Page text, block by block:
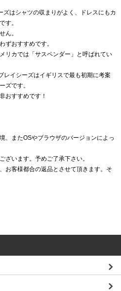
はシャツの収まりがよく、ドレスにもカ
す。
ん。
ずおすすめです。
リカでは「サスペンダー」と呼ばれてい
レイシーズはイギリスで最も初期に考案
ズです。
おすすめです！
、またOSやブラウザのバージョンによっ
ざいます。予めご了承下さい。
お客様都合の返品とさせて頂きます。そ